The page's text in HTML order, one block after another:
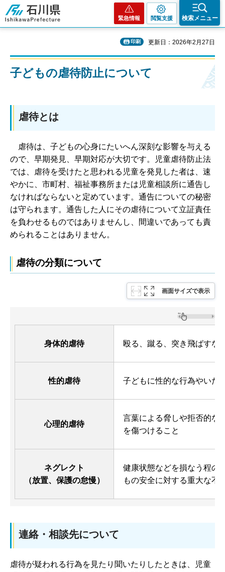
石川県
緊急情報 閲覧支援 検索メニュー
印刷 更新日：2026年2月27日
子どもの虐待防止について
虐待とは
虐待は、子どもの心身にたいへん深刻な影響を与える
ので、早期発見、早期対応が大切です。児童虐待防止法
では、虐待を受けたと思われる児童を発見した者は、速
やかに、市町村、福祉事務所または児童相談所に通告し
なければならないと定めています。通告についての秘密
は守られます。通告した人にその虐待について立証責任
を負わせるものではありませんし、間違いであっても責
められることはありません。
虐待の分類について
画面サイズで表示
身体的虐待 殴る、蹴る、突き飛ばすな
性的虐待 子どもに性的な行為やいた
心理的虐待
言葉による脅しや拒否的な
を傷つけること
ネグレクト
（放置、保護の怠慢）
健康状態などを損なう程の
もの安全に対する重大な不
連絡・相談先について
虐待が疑われる行為を見たり聞いたりしたときは、児童